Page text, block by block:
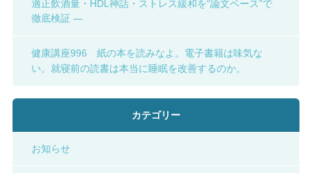
適正飲酒量・HDL神話・ストレス緩和を“論文ベース”で
徹底検証 ―
健康講座996 紙の本を読みなよ。電子書籍は味気な
い。就寝前の読書は本当に睡眠を改善するのか。
カテゴリー
お知らせ